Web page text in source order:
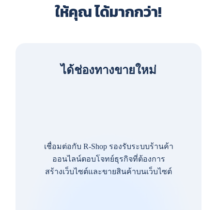
ให้คุณ ได้มากกว่า!
ได้ช่องทางขายใหม่
เชื่อมต่อกับ R-Shop รองรับระบบร้านค้า
ออนไลน์ตอบโจทย์ธุรกิจที่ต้องการ
สร้างเว็บไซต์และขายสินค้าบนเว็บไซต์